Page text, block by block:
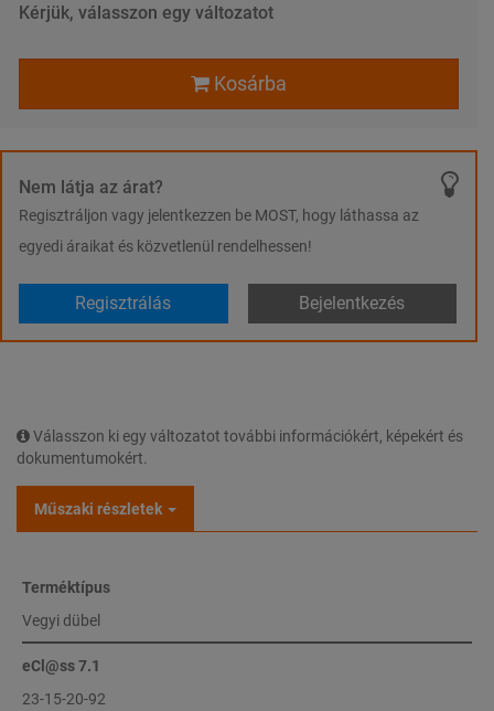
Kérjük, válasszon egy változatot
Kosárba
Nem látja az árat?
Regisztráljon vagy jelentkezzen be MOST, hogy láthassa az
egyedi áraikat és közvetlenül rendelhessen!
Regisztrálás Bejelentkezés
Válasszon ki egy változatot további információkért, képekért és
dokumentumokért.
Műszaki részletek
Terméktípus
Vegyi dübel
eCl@ss 7.1
23-15-20-92